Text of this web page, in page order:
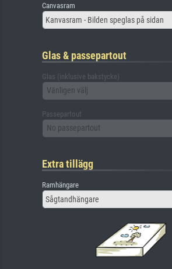
Canvasram
Kanvasram - Bilden speglas på sidan
Glas & passepartout
Glas (inklusive bakstycke)
Vänligen välj
Passepartout
No passepartout
Extra tillägg
Ramhängare
Sågtandhängare